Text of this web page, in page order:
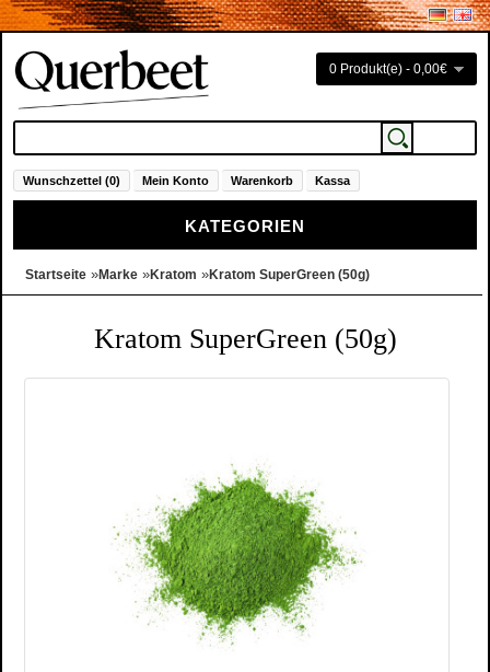
0 Produkt(e) - 0,00€
Wunschzettel (0) Mein Konto Warenkorb Kassa
KATEGORIEN
Startseite »Marke »Kratom »Kratom SuperGreen (50g)
Kratom SuperGreen (50g)